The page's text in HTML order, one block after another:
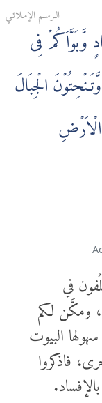
الـرسـم الإمـلائـي
وَّبَوَّاَكُمۡ فِى
الۡجِبَالَ
الۡاَرۡضِ
في
ومكَّن لكم
البيوت
فاذكروا